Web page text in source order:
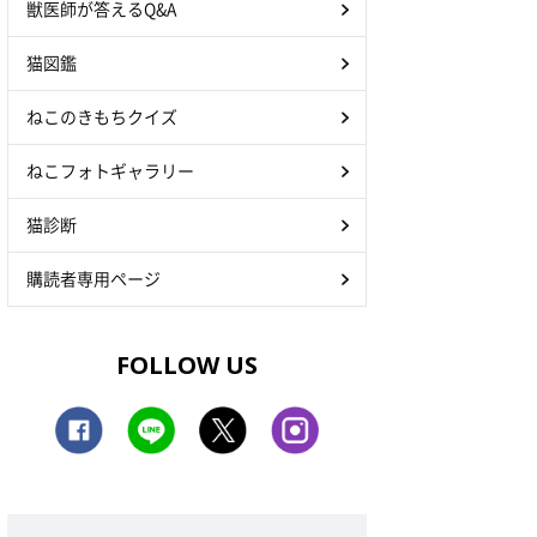
獣医師が答えるQ&A
猫図鑑
ねこのきもちクイズ
ねこフォトギャラリー
猫診断
購読者専用ページ
FOLLOW US